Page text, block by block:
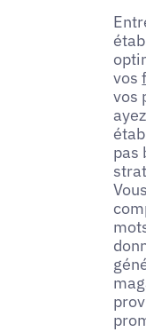
vos
vos
pas